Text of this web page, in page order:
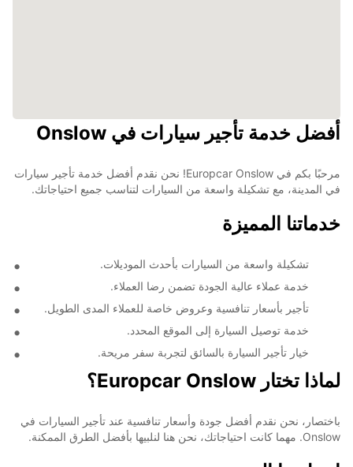
أفضل خدمة تأجير سيارات في Onslow
مرحبًا بكم في Europcar Onslow! نحن نقدم أفضل خدمة تأجير سيارات
في المدينة، مع تشكيلة واسعة من السيارات لتناسب جميع احتياجاتك.
خدماتنا المميزة
تشكيلة واسعة من السيارات بأحدث الموديلات.
خدمة عملاء عالية الجودة تضمن رضا العملاء.
تأجير بأسعار تنافسية وعروض خاصة للعملاء المدى الطويل.
خدمة توصيل السيارة إلى الموقع المحدد.
خيار تأجير السيارة بالسائق لتجربة سفر مريحة.
لماذا تختار Europcar Onslow؟
باختصار، نحن نقدم أفضل جودة وأسعار تنافسية عند تأجير السيارات في
Onslow. مهما كانت احتياجاتك، نحن هنا لنلبيها بأفضل الطرق الممكنة.